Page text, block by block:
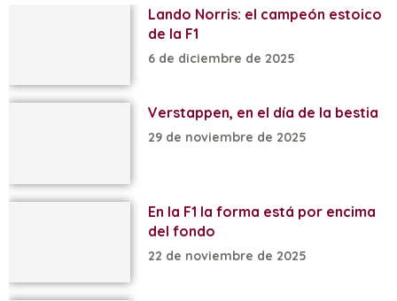
Lando Norris: el campeón estoico
de la F1
6 de diciembre de 2025
Verstappen, en el día de la bestia
29 de noviembre de 2025
En la F1 la forma está por encima
del fondo
22 de noviembre de 2025